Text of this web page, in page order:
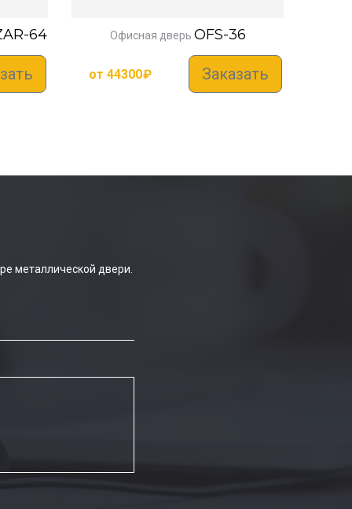
64 Офисная дверь OFS-36
от 44300₽ Заказать
металлической двери.